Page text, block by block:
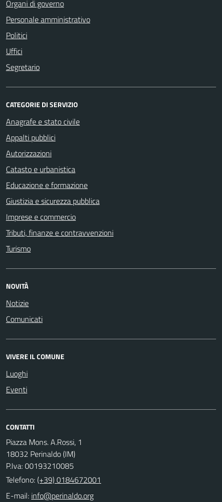
Organi di governo
Personale amministrativo
Politici
Uffici
Segretario
CATEGORIE DI SERVIZIO
Anagrafe e stato civile
Appalti pubblici
Autorizzazioni
Catasto e urbanistica
Educazione e formazione
Giustizia e sicurezza pubblica
Imprese e commercio
Tributi, finanze e contravvenzioni
Turismo
NOVITÀ
Notizie
Comunicati
VIVERE IL COMUNE
Luoghi
Eventi
CONTATTI
Piazza Mons. A.Rossi, 1
18032 Perinaldo (IM)
P.Iva: 00193210085
Telefono:(+39) 0184672001
E-mail: